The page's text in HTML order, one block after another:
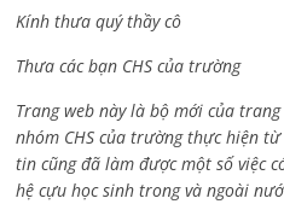
Kính thưa quý thầy cô
Thưa các bạn CHS của trường
Trang web này là bộ mới của
nhóm CHS của trường thực hiện
tin cũng đã làm được một số việc
hệ cựu học sinh trong và ngoài